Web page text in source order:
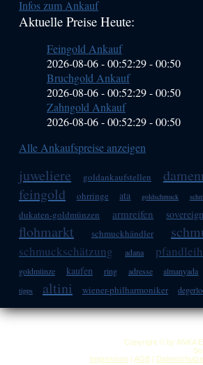
Sidebar
Infos zum Ankauf
Aktuelle Preise Heute:
Feingold Ankauf
2026-08-06 - 00:52:29-00:50
Bruchgold Ankauf
2026-08-06 - 00:52:29-00:50
Zahngold Ankauf
2026-08-06 - 00:52:29-00:50
Alle Ankaufspreise anzeigen
juweliere goldankaufstellen
feingold ohrringe ata goldschmuck
dukaten-goldmünzen armreifen sovereign
flohmarkt schmuckhändler
schmuckschätzung adana
goldmünze kaufen ring adresse almanyada
tipps altini wiener-philharmoniker
Copyright © by ANKA
Impressum | AGB |